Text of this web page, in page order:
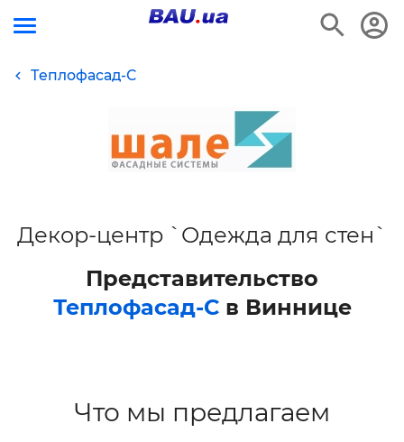
Теплофасад-С
Декор-центр `Одежда для стен`
Представительство
Теплофасад-Св Виннице
Что мы предлагаем